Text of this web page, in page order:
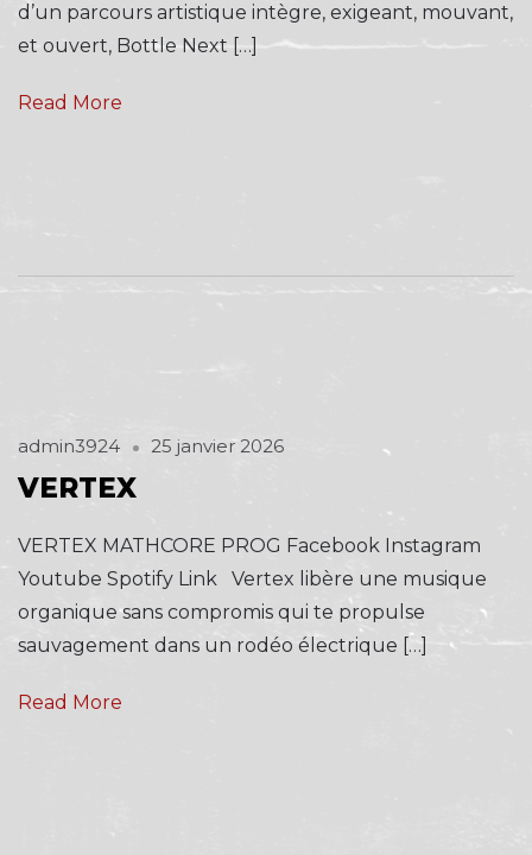
d’un parcours artistique intègre, exigeant, mouvant,
et ouvert, Bottle Next […]
Read More
admin3924 25 janvier 2026
VERTEX
VERTEX MATHCORE PROG Facebook Instagram
Youtube Spotify Link Vertex libère une musique
organique sans compromis qui te propulse
sauvagement dans un rodéo électrique […]
Read More